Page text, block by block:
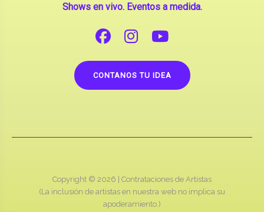
Shows en vivo. Eventos a medida.
CONTANOS TU IDEA
Copyright © 2026 | Contrataciones de Artistas
(La inclusión de artistas en nuestra web no implica su
apoderamiento.)